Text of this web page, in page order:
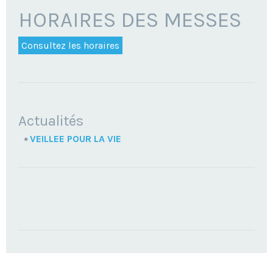
HORAIRES DES MESSES
Consultez les horaires
NAVIGATION
Actualités
VEILLEE POUR LA VIE